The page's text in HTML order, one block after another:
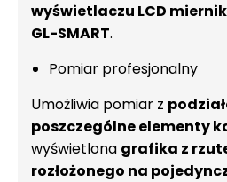
wyświetlaczu LCD
GL-SMART.
Pomiar profesjonalny
Umożliwia pomiar z
poszczególne elementy
wyświetlona grafika z
rozłożonego na